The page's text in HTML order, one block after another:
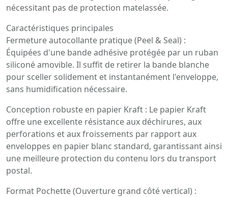
nécessitant pas de protection matelassée.
Caractéristiques principales
Fermeture autocollante pratique (Peel & Seal) :
Équipées d'une bande adhésive protégée par un ruban
siliconé amovible. Il suffit de retirer la bande blanche
pour sceller solidement et instantanément l'enveloppe,
sans humidification nécessaire.
Conception robuste en papier Kraft : Le papier Kraft
offre une excellente résistance aux déchirures, aux
perforations et aux froissements par rapport aux
enveloppes en papier blanc standard, garantissant ainsi
une meilleure protection du contenu lors du transport
postal.
Format Pochette (Ouverture grand côté vertical) :